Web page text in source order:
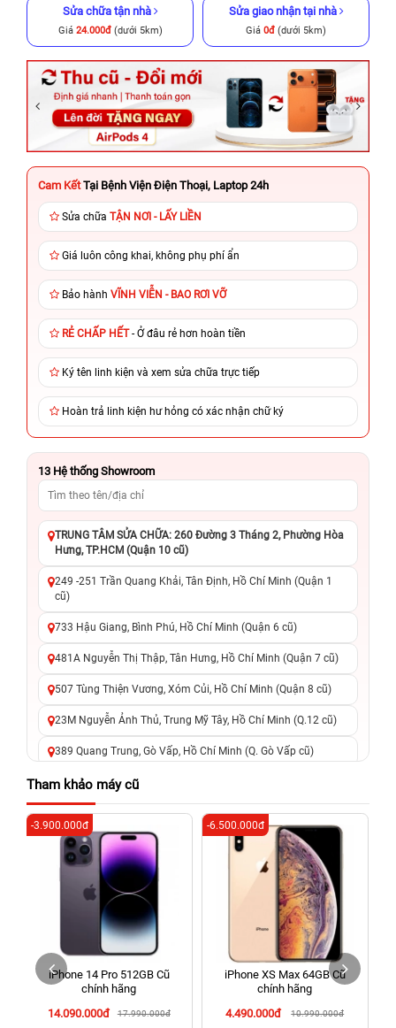
Sửa chữa tận nhà
Giá 24.000đ(dưới 5km)
Sửa giao nhận tại nhà
Giá 0đ (dưới 5km)
Cam Kết Tại Bệnh Viện Điện Thoại, Laptop 24h
Sửa chữa TẬN NƠI - LẤY LIỀN
Giá luôn công khai, không phụ phí ẩn
Bảo hành VĨNH VIỄN - BAO RƠI VỠ
RẺ CHẤP HẾT- Ở đâu rẻ hơn hoàn tiền
Ký tên linh kiện và xem sửa chữa trực tiếp
Hoàn trả linh kiện hư hỏng có xác nhận chữ ký
13 Hệ thống Showroom
TRUNG TÂM SỬA CHỮA: 260 Đường 3 Tháng 2, Phường Hòa
Hưng, TP.HCM (Quận 10 cũ)
249 -251 Trần Quang Khải, Tân Định, Hồ Chí Minh (Quận 1
cũ)
733 Hậu Giang, Bình Phú, Hồ Chí Minh (Quận 6 cũ)
481A Nguyễn Thị Thập, Tân Hưng, Hồ Chí Minh (Quận 7 cũ)
507 Tùng Thiện Vương, Xóm Củi, Hồ Chí Minh (Quận 8 cũ)
23M Nguyễn Ảnh Thủ, Trung Mỹ Tây, Hồ Chí Minh (Q.12 cũ)
389 Quang Trung, Gò Vấp, Hồ Chí Minh (Q. Gò Vấp cũ)
625 - 625A Âu Cơ, Tân Phú, Hồ Chí Minh (Quận Tân Phú cũ)
326 Lê Văn Việt, Tăng Nhơn Phú, Hồ Chí Minh (Q.9 TP. Thủ
Đức cũ)
256 Võ Văn Ngân, Thủ Đức, Hồ Chí Minh (Bình Thọ, TP. Thủ
70 Nguyễn An Ninh, Dĩ An, Hồ Chí Minh (Bình Dương Cũ)
24h Vũng Tàu: 162A Ba Cu, Vũng Tàu, Hồ Chí Minh (TP. Vũng
Tàu cũ)
198 Hoàng Văn Thụ, Tân Sơn Nhất, Hồ Chí Minh (Tân Bình
Tham khảo máy cũ
iPhone 14 Pro 512GB Cũ
chính hãng
14.090.000đ
17.990.000đ
-3.900.000đ
iPhone XS Max 64GB Cũ
chính hãng
4.490.000đ
10.990.000đ
-6.500.000đ